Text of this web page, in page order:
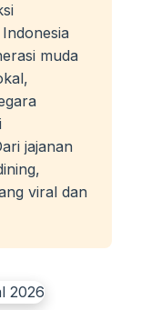
muda
jajanan
viral dan